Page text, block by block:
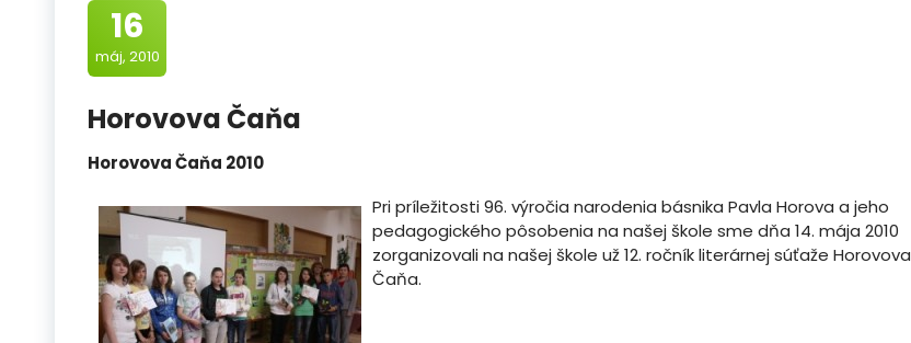
16
máj, 2010
Horovova Čaňa
Horovova Čaňa 2010
Pri príležitosti 96. výročia narodenia básnika Pavla Horova a jeho
pedagogického pôsobenia na našej škole sme dňa 14. mája 2010
zorganizovali na našej škole už 12. ročník literárnej súťaže Horovova
Čaňa.